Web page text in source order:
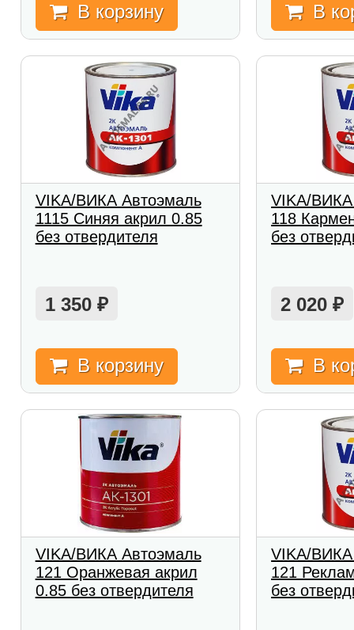
В корзину В
VIKA/ВИКА Автоэмаль
1115 Синяя акрил 0.85
без отвердителя
1 350 ₽
В корзину
VIKA/
118
без
2 020₽
В
VIKA/ВИКА Автоэмаль
121 Оранжевая акрил
0.85 без отвердителя
VIKA/
121
без